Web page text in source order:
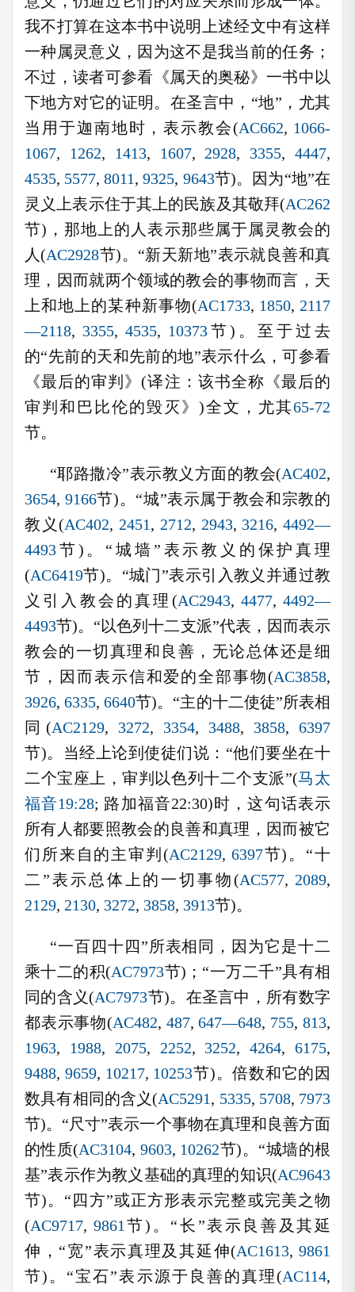
我不打算在这本书中说明上述经文中有这样
一种属灵意义，因为这不是我当前的任务；
不过，读者可参看《属天的奥秘》一书中以
下地方对它的证明。在圣言中，“地”，尤其
当用于迦南地时，表示教会(AC662, 1066-
1067, 1262, 1413, 1607, 2928, 3355,4447,
4535, 5577,8011,9325, 9643节)。因为“地”在
灵义上表示住于其上的民族及其敬拜(AC262
节)，那地上的人表示那些属于属灵教会的
人(AC2928节)。“新天新地”表示就良善和真
理，因而就两个领域的教会的事物而言，天
上和地上的某种新事物(AC1733, 1850, 2117
—2118, 3355, 4535, 10373节)。至于过去
的“先前的天和先前的地”表示什么，可参看
《最后的审判》(译注：该书全称《最后的
审判和巴比伦的毁灭》)全文，尤其65-72
节。
“耶路撒冷”表示教义方面的教会(AC402,
3654, 9166节)。“城”表示属于教会和宗教的
教义(AC402, 2451, 2712, 2943, 3216,4492—
4493节)。“城墙”表示教义的保护真理
(AC6419节)。“城门”表示引入教义并通过教
义引入教会的真理(AC2943, 4477,4492—
4493节)。“以色列十二支派”代表，因而表示
教会的一切真理和良善，无论总体还是细
节，因而表示信和爱的全部事物(AC3858,
3926,6335,6640节)。“主的十二使徒”所表相
同(AC2129, 3272, 3354, 3488, 3858, 6397
节)。当经上论到使徒们说：“他们要坐在十
二个宝座上，审判以色列十二个支派”(马太
福音19:28; 路加福音22:30)时，这句话表示
所有人都要照教会的良善和真理，因而被它
们所来自的主审判(AC2129, 6397节)。“十
二”表示总体上的一切事物(AC577, 2089,
2129, 2130, 3272, 3858, 3913节)。
“一百四十四”所表相同，因为它是十二
乘十二的积(AC7973节)；“一万二千”具有相
同的含义(AC7973节)。在圣言中，所有数字
都表示事物(AC482, 487,647—648, 755,813,
1963, 1988, 2075, 2252, 3252,4264,6175,
9488, 9659, 10217, 10253节)。倍数和它的因
数具有相同的含义(AC5291, 5335, 5708, 7973
节)。“尺寸”表示一个事物在真理和良善方面
的性质(AC3104, 9603, 10262节)。“城墙的根
基”表示作为教义基础的真理的知识(AC9643
节)。“四方”或正方形表示完整或完美之物
(AC9717, 9861 节)。“长”表示良善及其延
伸，“宽”表示真理及其延伸(AC1613,9861
节)。“宝石”表示源于良善的真理(AC114,